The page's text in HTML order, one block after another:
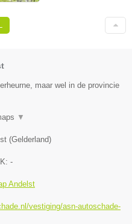
maar wel in de provincie
▼
(Gelderland)
-
Andelst
vestiging/asn-autoschade-